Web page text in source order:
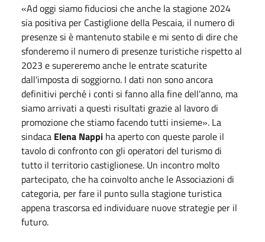
«Adoggi siamo fiduciosi che anche la stagione 2024
sia positiva per Castiglione della Pescaia, il numero di
presenze si è mantenuto stabile e mi sento di dire che
sfonderemo il numero di presenze turistiche rispetto al
2023 e supereremo anche le entrate scaturite
dall'imposta di soggiorno. I dati non sono ancora
definitivi perché i conti si fanno alla fine dell'anno, ma
siamo arrivati a questi risultati grazie al lavoro di
promozione che stiamo facendo tutti insieme». La
sindaca Elena Nappi ha aperto con queste parole il
tavolo di confronto con gli operatori del turismo di
tutto il territorio castiglionese. Un incontro molto
partecipato, che ha coinvolto anche le Associazioni di
categoria, per fare il punto sulla stagione turistica
appena trascorsa ed individuare nuove strategie per il
futuro.